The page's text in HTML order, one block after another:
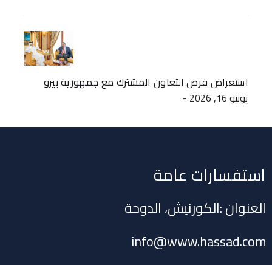
استعراض فرص التعاون المشترك مع جمهورية بيرو
- يونيو 16, 2026
استفسارات عامة
العنوان :الكورنيش، الدوحة
info@www.hassad.com